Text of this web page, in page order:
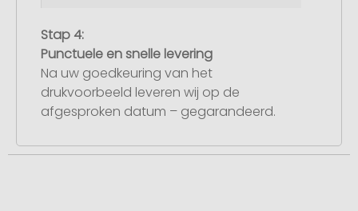
Stap 4:
Punctuele en snelle levering
Na uw goedkeuring van het
drukvoorbeeld leveren wij op de
afgesproken datum – gegarandeerd.